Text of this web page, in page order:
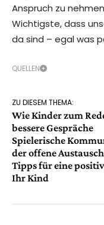
Anspruch zu
Wichtigste, dass
da sind – egal was
QUELLEN
ZU DIESEM THEMA:
Wie Kinder zum
bessere Gespräche
Spielerische
der offene Austausch
Tipps für eine
Ihr Kind